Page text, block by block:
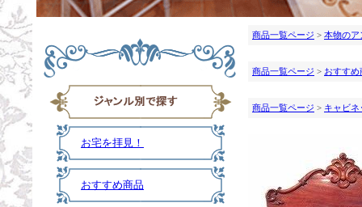
お宅を拝見！
おすすめ商品
商品一覧ページ > 本物のア
商品一覧ページ > おすすめ
商品一覧ページ > キャビ